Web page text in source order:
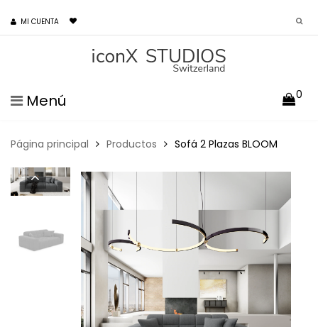
MI CUENTA
Menú 0
Página principal Productos Sofá 2 Plazas BLOOM